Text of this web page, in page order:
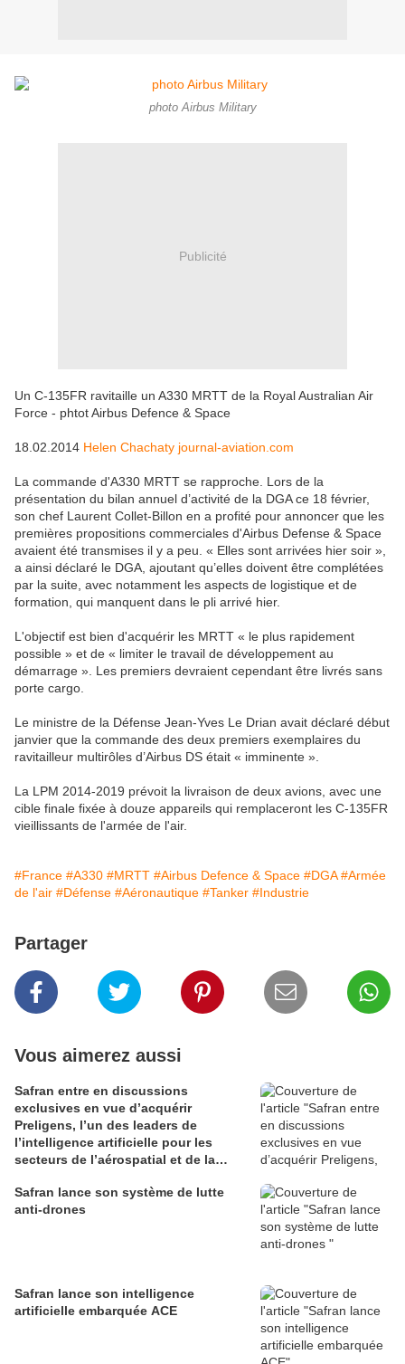
photo Airbus Military
Publicité
Un C-135FR ravitaille un A330 MRTT de la Royal Australian Air
Force - phtot Airbus Defence & Space
18.02.2014 Helen Chachaty journal-aviation.com
La commande d'A330 MRTT se rapproche. Lors de la
présentation du bilan annuel d’activité de la DGA ce 18 février,
son chef Laurent Collet-Billon en a profité pour annoncer que les
premières propositions commerciales d'Airbus Defense & Space
avaient été transmises il y a peu. « Elles sont arrivées hier soir »,
a ainsi déclaré le DGA, ajoutant qu’elles doivent être complétées
par la suite, avec notamment les aspects de logistique et de
formation, qui manquent dans le pli arrivé hier.
L'objectif est bien d'acquérir les MRTT « le plus rapidement
possible » et de « limiter le travail de développement au
démarrage ». Les premiers devraient cependant être livrés sans
porte cargo.
Le ministre de la Défense Jean-Yves Le Drian avait déclaré début
janvier que la commande des deux premiers exemplaires du
ravitailleur multirôles d’Airbus DS était « imminente ».
La LPM 2014-2019 prévoit la livraison de deux avions, avec une
cible finale fixée à douze appareils qui remplaceront les C-135FR
vieillissants de l'armée de l'air.
#France #A330 #MRTT #Airbus Defence & Space #DGA #Armée
de l'air #Défense #Aéronautique #Tanker #Industrie
Partager
Vous aimerez aussi
Safran entre en discussions
exclusives en vue d’acquérir
Preligens, l’un des leaders de
l’intelligence artificielle pour les
secteurs de l’aérospatial et de la
Safran lance son système de lutte
anti-drones
Safran lance son intelligence
artificielle embarquée ACE